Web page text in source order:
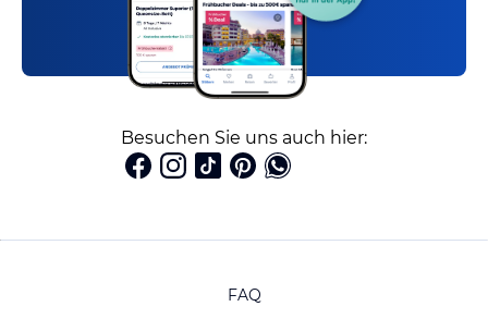
Besuchen Sie uns auch hier:
FAQ